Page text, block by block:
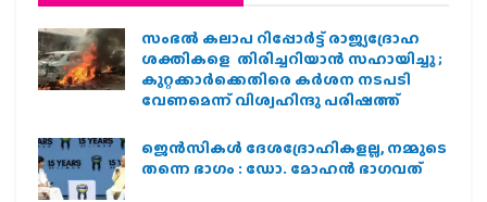
സംഭൽ കലാപ റിപ്പോർട്ട് രാജ്യദ്രോഹ
ശക്തികളെ തിരിച്ചറിയാൻ സഹായിച്ചു ;
കുറ്റക്കാർക്കെതിരെ കർശന നടപടി
വേണമെന്ന് വിശ്വഹിന്ദു പരിഷത്ത്
ജെന്‍സികള്‍ ദേശദ്രോഹികളല്ല, നമ്മുടെ
തന്നെ ഭാഗം : ഡോ. മോഹന്‍ ഭാഗവത്